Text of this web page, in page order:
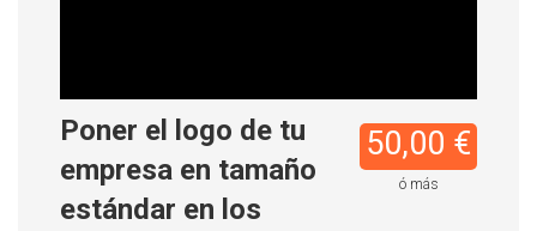
50,00 €
ó más
Poner el logo de tu
empresa en tamaño
estándar en los